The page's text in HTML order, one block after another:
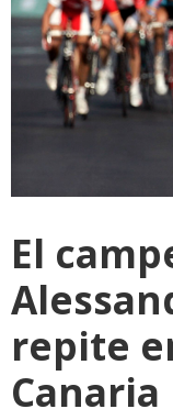
El
repite
Canaria